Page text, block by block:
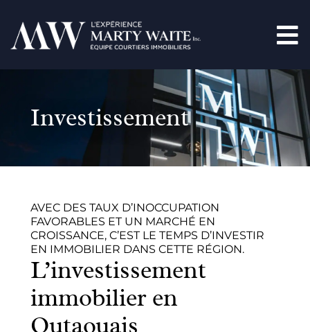
Investissement
AVEC DES TAUX D’INOCCUPATION
FAVORABLES ET UN MARCHÉ EN
CROISSANCE, C’EST LE TEMPS D’INVESTIR
EN IMMOBILIER DANS CETTE RÉGION.
L’investissement
immobilier en
Outaouais